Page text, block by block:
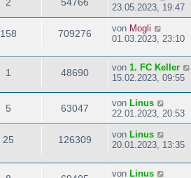
23.05.2023, 19:47
158 709276 von Mogli
01.03.2023, 23:10
1 48690 von 1. FC Keller
15.02.2023, 09:55
5 63047 von Linus
22.01.2023, 20:53
25 126309 von Linus
20.01.2023, 13:35
von Linus